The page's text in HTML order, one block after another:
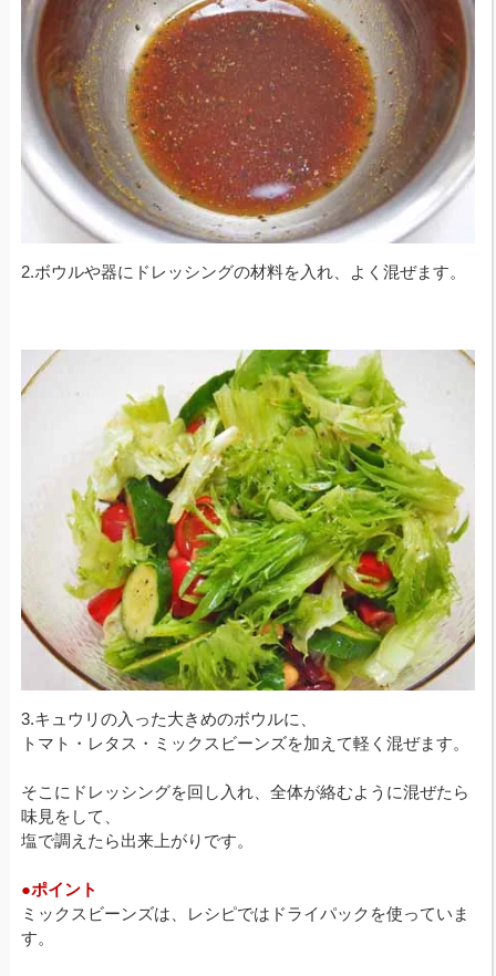
2.ボウルや器にドレッシングの材料を入れ、よく混ぜます。
3.キュウリの入った大きめのボウルに、
トマト・レタス・ミックスビーンズを加えて軽く混ぜます。
そこにドレッシングを回し入れ、全体が絡むように混ぜたら
味見をして、
塩で調えたら出来上がりです。
●ポイント
ミックスビーンズは、レシピではドライパックを使っていま
す。